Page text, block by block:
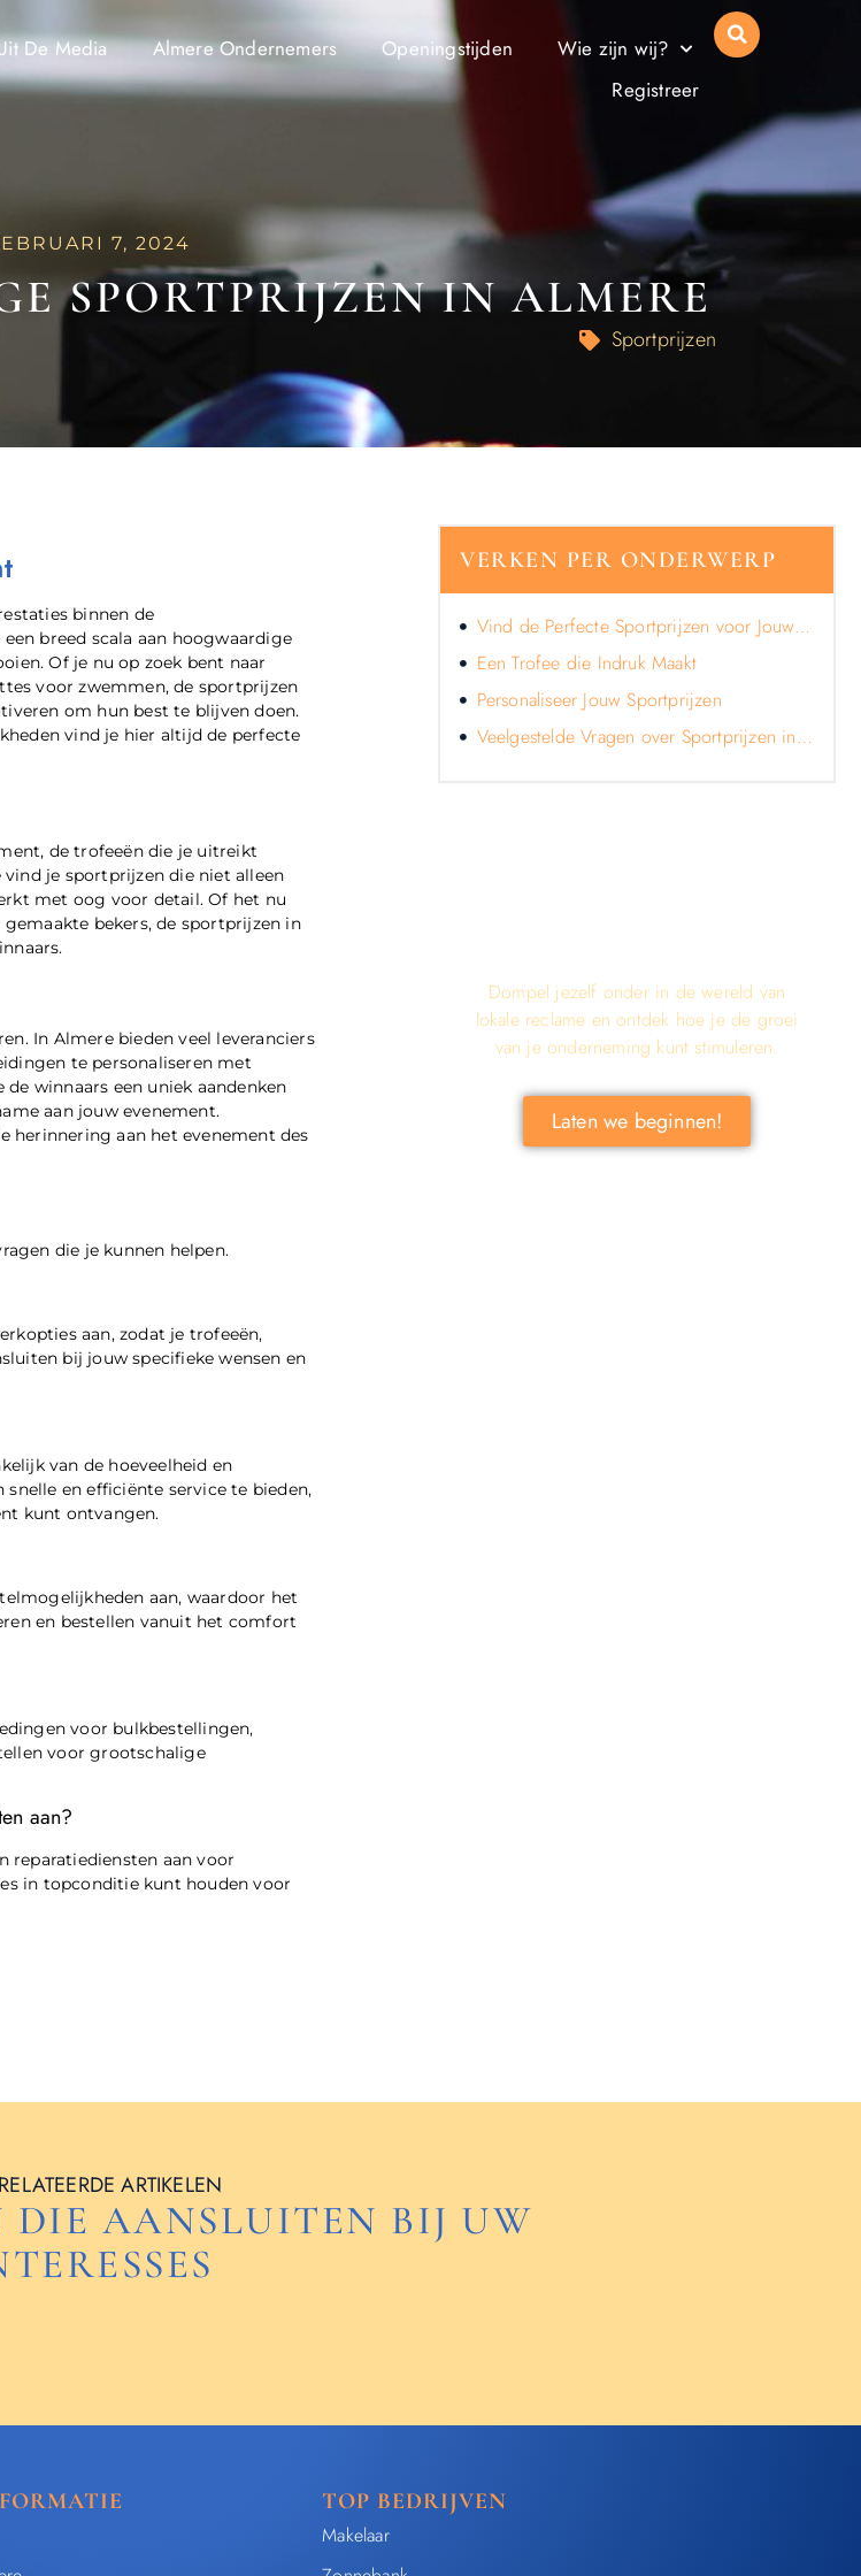
De Media Almere Ondernemers Openingstijden
Wie zijn wij?
Registreer
7, 2024
SPORTPRIJZEN IN ALMERE
Sportprijzen
binnen de
breed scala aan hoogwaardige
Of je nu op zoek bent naar
voor zwemmen, de sportprijzen
om hun best te blijven doen.
vind je hier altijd de perfecte
de trofeeën die je uitreikt
je sportprijzen die niet alleen
met oog voor detail. Of het nu
bekers, de sportprijzen in
In Almere bieden veel leveranciers
te personaliseren met
de winnaars een uniek aandenken
aan jouw evenement.
herinnering aan het evenement des
die je kunnen helpen.
aan, zodat je trofeeën,
bij jouw specifieke wensen en
van de hoeveelheid en
en efficiënte service te bieden,
kunt ontvangen.
aan, waardoor het
en bestellen vanuit het comfort
voor bulkbestellingen,
voor grootschalige
aan?
reparatiediensten aan voor
in topconditie kunt houden voor
VERKEN PER ONDERWERP
Vind de Perfecte Sportprijzen voor Jouw Evenement
Een Trofee die Indruk Maakt
Personaliseer Jouw Sportprijzen
Veelgestelde Vragen over Sportprijzen in Almere
Dompel jezelf onder in de wereld van
lokale reclame en ontdek hoe je de groei
van je onderneming kunt stimuleren.
Laten we beginnen!
ARTIKELEN
AANSLUITEN BIJ UW
TOP BEDRIJVEN
Makelaar